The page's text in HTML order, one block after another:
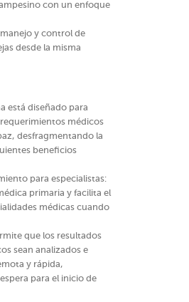
con un enfoque
y control de
desde la misma
está diseñado para
médicos
desfragmentando la
beneficios
para especialistas:
primaria y facilita el
médicas cuando
que los resultados
sean analizados e
y rápida,
para el inicio de